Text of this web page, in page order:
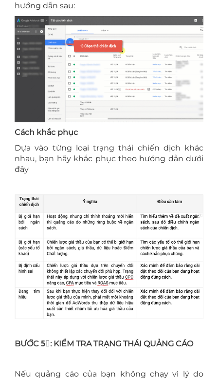
hướng dẫn sau:
Cách khắc phục
Dựa vào từng loại trạng thái chiến dịch khác
nhau, bạn hãy khắc phục theo hướng dẫn dưới
đây
BƯỚC 5⃣: KIỂM TRA TRẠNG THÁI QUẢNG CÁO
Nếu quảng cáo của bạn không chạy vì lý do